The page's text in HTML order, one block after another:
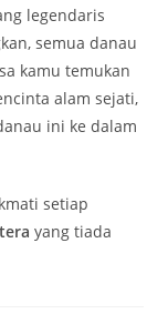
legendaris
semua danau
kamu temukan
alam sejati,
ini ke dalam
setiap
yang tiada